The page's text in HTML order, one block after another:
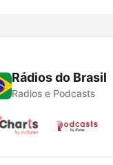
Rádios do Brasil
Radios e Podcasts